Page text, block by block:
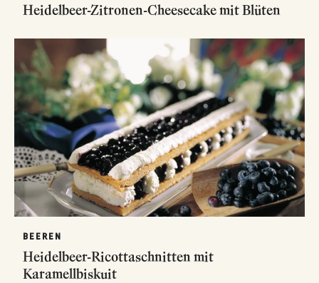
Heidelbeer-Zitronen-Cheesecake mit Blüten
BEEREN
Heidelbeer-Ricottaschnitten mit
Karamellbiskuit